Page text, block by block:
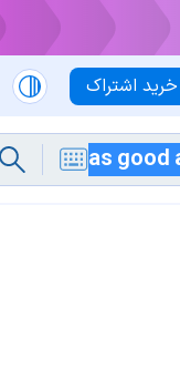
خرید اشتراک